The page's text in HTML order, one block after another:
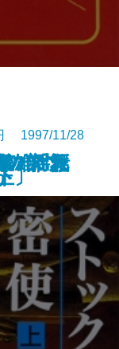
揺れ
「救
雄対話
1997/11/28
〕
〕
アフ
1部 泥
第2部